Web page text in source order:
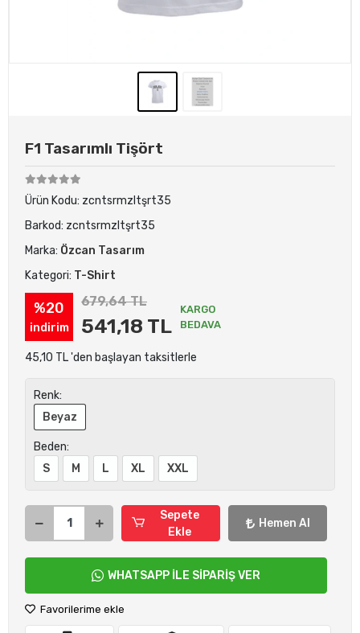
F1 Tasarımlı Tişört
Ürün Kodu: zcntsrmzltşrt35
Barkod: zcntsrmzltşrt35
Marka: Özcan Tasarım
Kategori: T-Shirt
%20
indirim
679,64 TL
541,18 TL
KARGO
BEDAVA
45,10 TL 'den başlayan taksitlerle
Renk:
Beyaz
Beden:
S
M L XL XXL
Sepete
Ekle
Hemen Al
WHATSAPP İLE SİPARİŞ VER
Favorilerime ekle